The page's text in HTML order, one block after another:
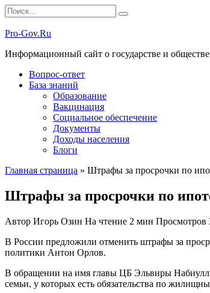
Перейти
к
содержанию
Search
for:
Pro-Gov.Ru
Информационный сайт о государстве и обществе
Вопрос-ответ
База знаний
Образование
Вакцинация
Социальное обеспечение
Документы
Доходы населения
Блоги
Главная страница » Штрафы за просрочки по
Штрафы за просрочки по
Автор Игорь Озин На чтение 2 мин Просмотров
В России предложили отменить штрафы за
политики Антон Орлов.
В обращении на имя главы ЦБ Эльвиры
семьи, у которых есть обязательства по